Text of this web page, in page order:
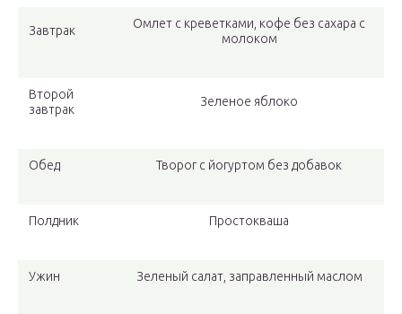
Завтрак
Омлет с креветками, кофе без сахара с
молоком
Второй
завтрак
Зеленое яблоко
Обед Творог с йогуртом без добавок
Полдник Простокваша
Ужин Зеленый салат, заправленный маслом